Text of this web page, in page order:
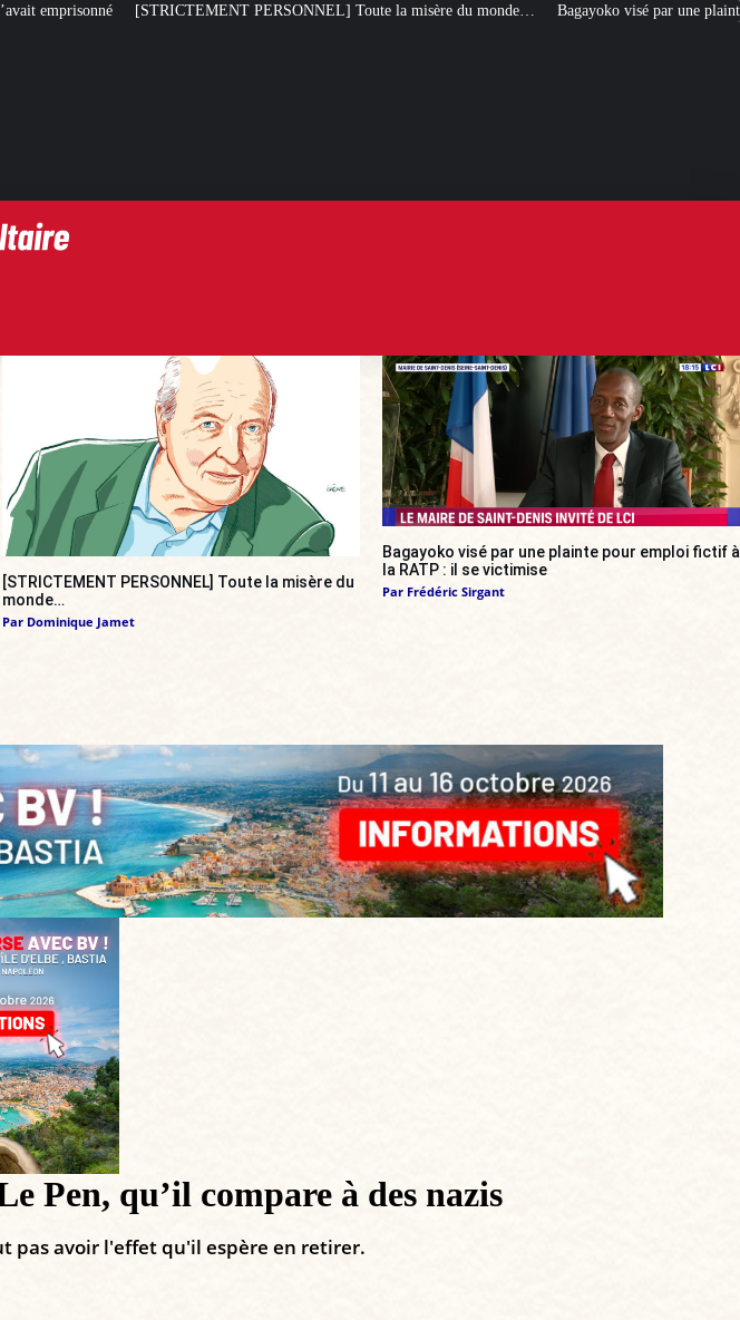
PERSONNEL] Toute la misère du monde… Bagayoko visé par une plainte pour emploi fictif à la
[STRICTEMENT PERSONNEL] Toute la misère du
monde…
Par Dominique Jamet
Bagayoko visé par une plainte pour emploi fictif à
la RATP : il se victimise
Par Frédéric Sirgant
Pen, qu’il compare à des nazis
pas avoir l'effet qu'il espère en retirer.